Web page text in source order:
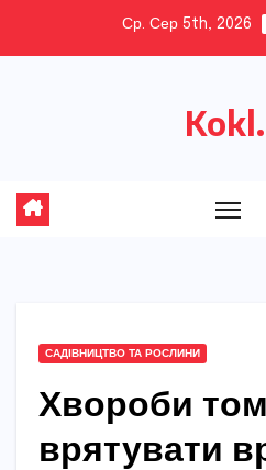
Ср. Сер 5th, 2026
САДІВНИЦТВО ТА РОСЛИНИ
Хвороби
врятувати